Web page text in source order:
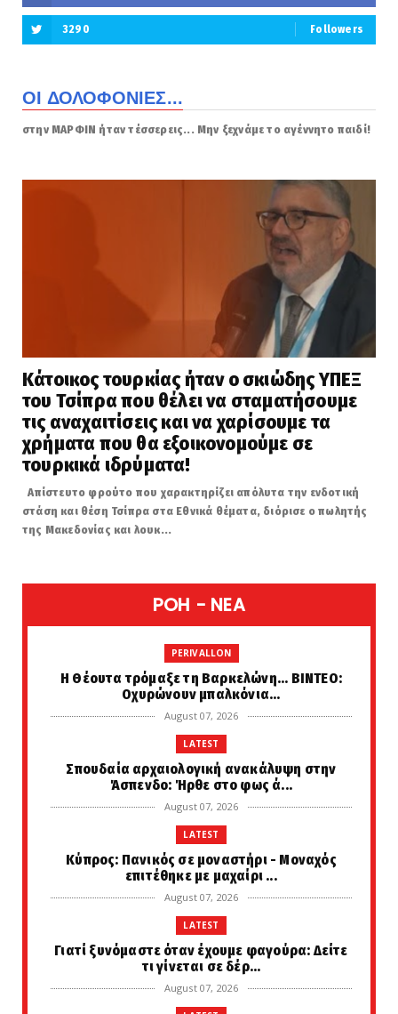
3290 Followers
ΟΙ ΔΟΛΟΦΟΝΙΕΣ...
στην ΜΑΡΦΙΝ ήταν τέσσερεις... Μην ξεχνάμε το αγέννητο παιδί!
Κάτοικος τουρκίας ήταν ο σκιώδης ΥΠΕΞ
του Τσίπρα που θέλει να σταματήσουμε
τις αναχαιτίσεις και να χαρίσουμε τα
χρήματα που θα εξοικονομούμε σε
τουρκικά ιδρύματα!
Απίστευτο φρούτο που χαρακτηρίζει απόλυτα την ενδοτική
στάση και θέση Τσίπρα στα Εθνικά θέματα, διόρισε ο πωλητής
της Μακεδονίας και λουκ...
POH - NEA
PERIVALLON
H Θέουτα τρόμαξε τη Βαρκελώνη... ΒΙΝΤΕΟ:
Οχυρώνουν μπαλκόνια...
August 07, 2026
LATEST
Σπουδαία αρχαιολογική ανακάλυψη στην
Άσπενδο: Ήρθε στο φως ά...
August 07, 2026
LATEST
Κύπρος: Πανικός σε μοναστήρι - Μοναχός
επιτέθηκε με μαχαίρι ...
August 07, 2026
LATEST
Γιατί ξυνόμαστε όταν έχουμε φαγούρα: Δείτε
τι γίνεται σε δέρ...
August 07, 2026